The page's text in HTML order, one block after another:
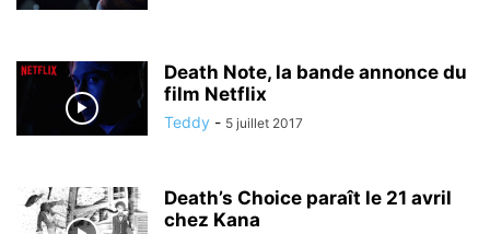
Death Note, la bande annonce du
film Netflix
Teddy - 5 juillet 2017
Death’s Choice paraît le 21 avril
chez Kana